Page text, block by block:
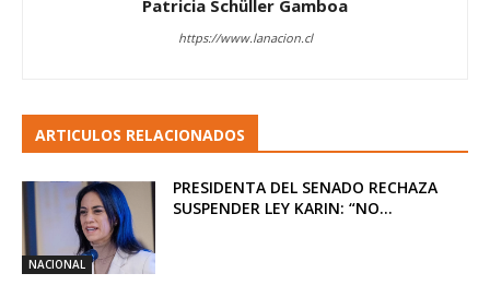
Patricia Schüller Gamboa
https://www.lanacion.cl
ARTICULOS RELACIONADOS
NACIONAL
PRESIDENTA DEL SENADO RECHAZA
SUSPENDER LEY KARIN: “NO...